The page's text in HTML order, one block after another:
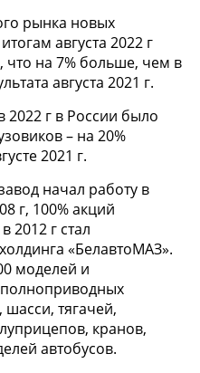
рынка новых
августа 2022 г
что на 7% больше, чем в
августа 2021 г.
г в России было
– на 20%
2021 г.
начал работу в
г, 100% акций
2012 г стал
«БелавтоМАЗ».
моделей и
тягачей,
кранов,
автобусов.